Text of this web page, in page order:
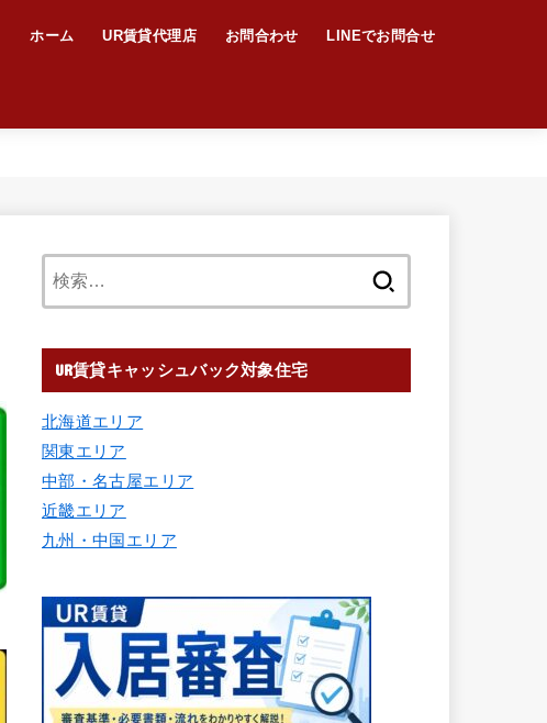
ホーム UR賃貸代理店 お問合わせ LINEでお問合せ
UR賃貸キャッシュバック対象住宅
北海道エリア
関東エリア
中部・名古屋エリア
近畿エリア
九州・中国エリア